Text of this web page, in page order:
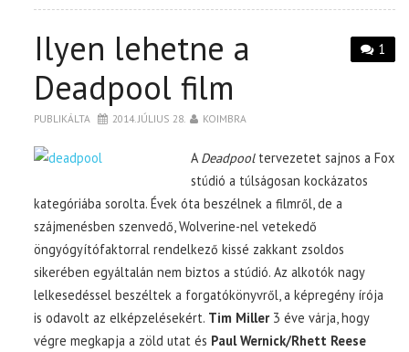
1
Ilyen lehetne a
Deadpool film
PUBLIKÁLTA 2014. JÚLIUS 28. KOIMBRA
ADeadpooltervezetet sajnos a Fox
stúdió a túlságosan kockázatos
kategóriába sorolta. Évek óta beszélnek a filmről, de a
szájmenésben szenvedő, Wolverine-nel vetekedő
öngyógyítófaktorral rendelkező kissé zakkant zsoldos
sikerében egyáltalán nem biztos a stúdió. Az alkotók nagy
lelkesedéssel beszéltek a forgatókönyvről, a képregény írója
is odavolt az elképzelésekért. Tim Miller3 éve várja, hogy
végre megkapja a zöld utat és Paul Wernick/Rhett Reese